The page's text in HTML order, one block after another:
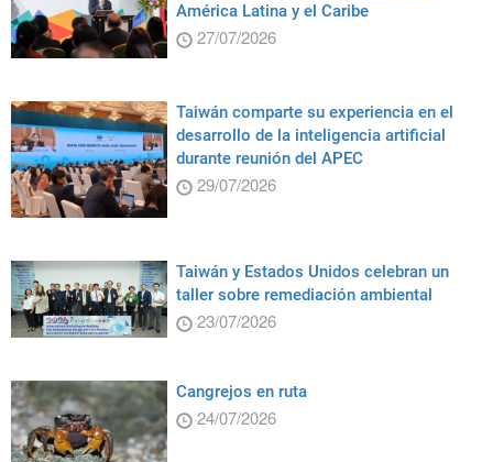
América Latina y el Caribe
27/07/2026
Taiwán comparte su experiencia en el
desarrollo de la inteligencia artificial
durante reunión del APEC
29/07/2026
Taiwán y Estados Unidos celebran un
taller sobre remediación ambiental
23/07/2026
Cangrejos en ruta
24/07/2026